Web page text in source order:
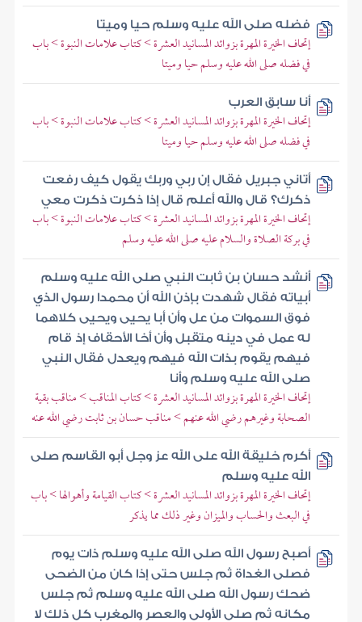
فضله صلى الله عليه وسلم حيا وميتا
إتحاف الخيرة المهرة بزوائد المسانيد العشرة > كتاب علامات النبوة > باب
في فضله صلى الله عليه وسلم حيا وميتا
أنا سابق العرب
إتحاف الخيرة المهرة بزوائد المسانيد العشرة > كتاب علامات النبوة > باب
في فضله صلى الله عليه وسلم حيا وميتا
أتاني جبريل فقال إن ربي وربك يقول كيف رفعت
ذكرك؟ قال والله أعلم قال إذا ذكرت ذكرت معي
إتحاف الخيرة المهرة بزوائد المسانيد العشرة > كتاب علامات النبوة > باب
في بركة الصلاة والسلام عليه صلى الله عليه وسلم
أنشد حسان بن ثابت النبي صلى الله عليه وسلم
أبياته فقال شهدت بإذن الله أن محمدا رسول الذي
فوق السموات من عل وأن أبا يحيى ويحيى كلاهما
له عمل في دينه متقبل وأن أخا الأحقاف إذ قام
فيهم يقوم بذات الله فيهم ويعدل فقال النبي
صلى الله عليه وسلم وأنا
إتحاف الخيرة المهرة بزوائد المسانيد العشرة > كتاب المناقب > مناقب بقية
الصحابة وغيرهم رضي الله عنهم > مناقب حسان بن ثابت رضي الله عنه
أكرم خليقة الله على الله عز وجل أبو القاسم صلى
الله عليه وسلم
إتحاف الخيرة المهرة بزوائد المسانيد العشرة > كتاب القيامة وأهوالها > باب
في البعث والحساب والميزان وغير ذلك مما يذكر
أصبح رسول الله صلى الله عليه وسلم ذات يوم
فصلى الغداة ثم جلس حتى إذا كان من الضحى
ضحك رسول الله صلى الله عليه وسلم ثم جلس
مكانه ثم صلى الأولى والعصر والمغرب كل ذلك لا